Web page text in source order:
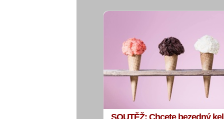
SOUTĚŽ: Chcete bezedný